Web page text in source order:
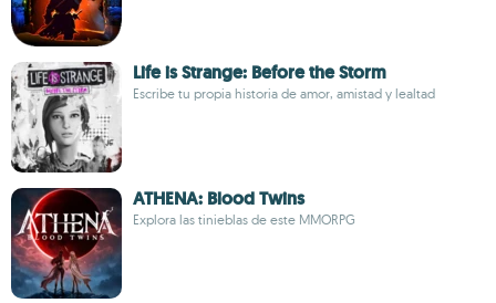
Life is Strange: Before the Storm
Escribe tu propia historia de amor, amistad y lealtad
ATHENA: Blood Twins
Explora las tinieblas de este MMORPG